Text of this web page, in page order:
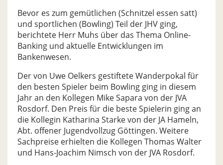
Bevor es zum gemütlichen (Schnitzel essen satt)
und sportlichen (Bowling) Teil der JHV ging,
berichtete Herr Muhs über das Thema Online-
Banking und aktuelle Entwicklungen im
Bankenwesen.
Der von Uwe Oelkers gestiftete Wanderpokal für
den besten Spieler beim Bowling ging in diesem
Jahr an den Kollegen Mike Sapara von der JVA
Rosdorf. Den Preis für die beste Spielerin ging an
die Kollegin Katharina Starke von der JA Hameln,
Abt. offener Jugendvollzug Göttingen. Weitere
Sachpreise erhielten die Kollegen Thomas Walter
und Hans-Joachim Nimsch von der JVA Rosdorf.